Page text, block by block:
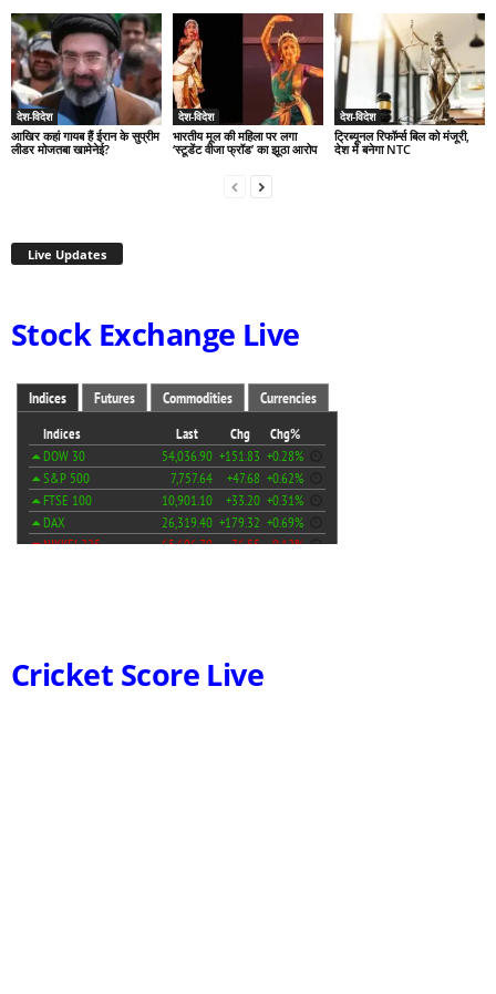
देश-विदेश
आखिर कहां गायब हैं ईरान के सुप्रीम
लीडर मोजतबा खामेनेई?
देश-विदेश
भारतीय मूल की महिला पर लगा
‘स्टूडेंट वीजा फ्रॉड’ का झूठा आरोप
देश-विदेश
ट्रिब्यूनल रिफॉर्म्स बिल को मंजूरी,
देश में बनेगा NTC
Live Updates
Stock Exchange Live
Cricket Score Live